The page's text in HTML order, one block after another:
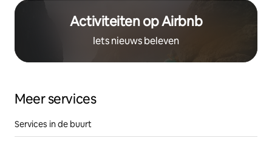
Activiteiten op Airbnb
Iets nieuws beleven
Meer services
Services in de buurt